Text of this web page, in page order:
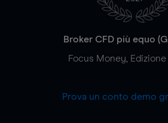
Broker CFD più equo
Focus Money, Edizione
Prova un conto demo